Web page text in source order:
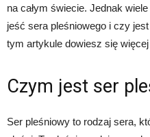
na całym świecie. Jednak
jeść sera pleśniowego i czy
tym artykule dowiesz się
Czym jest ser
Ser pleśniowy to rodzaj sera,